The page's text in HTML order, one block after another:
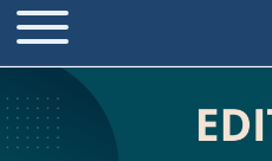
Main Menu
Toggle main menu
Slideshow
Slide 1 of 7